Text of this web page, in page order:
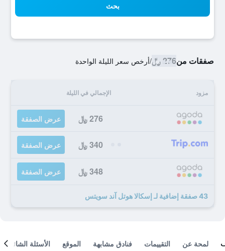
بحث
صفقات من276 ﷼ /أرخص سعر الليلة الواحدة
مزود الإجمالي في الليلة
276 ﷼ عرض الصفقة
340 ﷼ عرض الصفقة
348 ﷼ عرض الصفقة
43 صفقة إضافية لـ إسكالا هوتل آند سويتس
لمحة عن التقييمات فنادق مشابهة الموقع الأسئلة الشائعة